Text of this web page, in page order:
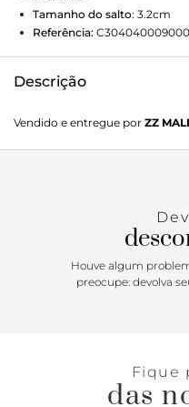
Tamanho do salto: 3.2cm
Referência:
Descrição
cabedal. Solado marrom e
nome da marca. Deixa
Porque Apostar: Em uma
em um ícone fashion!
ama, essa ANACAPRI
o seu visual muito mais
com vestidos leves, saia
Vendido e entregue por ZZ
Houve algum
preocupe: devolva
Fique
das